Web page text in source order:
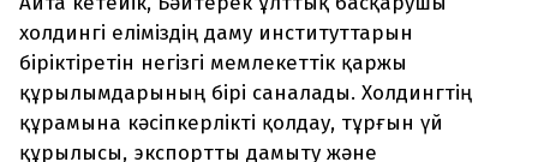
холдингі еліміздің даму институттарын
біріктіретін негізгі мемлекеттік қаржы
құрылымдарының бірі саналады. Холдингтің
құрамына кәсіпкерлікті қолдау, тұрғын үй
құрылысы, экспортты дамыту және